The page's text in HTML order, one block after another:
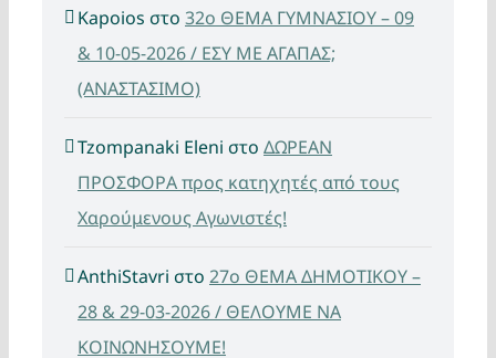
Kapoios στο 32ο ΘΕΜΑ ΓΥΜΝΑΣΙΟΥ – 09
& 10-05-2026 / ΕΣΥ ΜΕ ΑΓΑΠΑΣ;
(ΑΝΑΣΤΑΣΙΜΟ)
Tzompanaki Eleni στο ΔΩΡΕΑΝ
ΠΡΟΣΦΟΡΑ προς κατηχητές από τους
Χαρούμενους Αγωνιστές!
AnthiStavri στο 27ο ΘΕΜΑ ΔΗΜΟΤΙΚΟΥ –
28 & 29-03-2026 / ΘΕΛΟΥΜΕ ΝΑ
ΚΟΙΝΩΝΗΣΟΥΜΕ!